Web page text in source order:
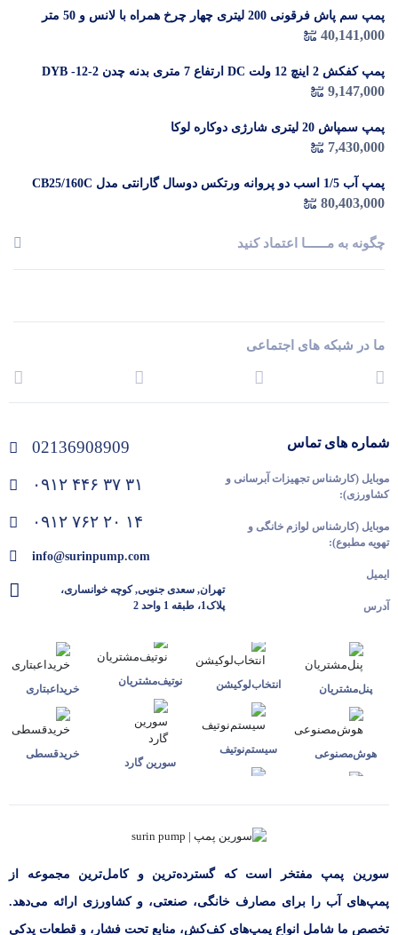
پمپ سم پاش فرقونی 200 لیتری چهار چرخ همراه با لانس و 50 متر
شیلنگ
40,141,000
پمپ کفکش 2 اینچ 12 ولت DC ارتفاع 7 متری بدنه چدن DYB -12-2
9,147,000
پمپ سمپاش 20 لیتری شارژی دوکاره لوکا
7,430,000
پمپ آب 1/5 اسب دو پروانه ورتکس دوسال گارانتی مدل CB25/160C
80,403,000
چگونه به مــــــا اعتماد کنید
ما در شبکه های اجتماعی
شماره های تماس
موبایل (کارشناس تجهیزات آبرسانی و
کشاورزی):
موبایل (کارشناس لوازم خانگی و
تهویه مطبوع):
ایمیل
آدرس
02136908909
۰۹۱۲ ۴۴۶ ۳۷ ۳۱
۰۹۱۲ ۷۶۲ ۲۰ ۱۴
info@surinpump.com
تهران, سعدی جنوبی, کوچه خوانساری،
پلاک1، طبقه 1 واحد 2
پنل‌مشتریان
هوش‌مصنوعی
انتخاب‌لوکیشن
سیستم‌نوتیف
نوتیف‌مشتریان
سورین گارد
خرید‌اعبتاری
خرید‌قسطی
سورین پمپ مفتخر است که گسترده‌ترین و کامل‌ترین مجموعه از
پمپ‌های آب را برای مصارف خانگی، صنعتی، و کشاورزی ارائه می‌دهد.
تخصص ما شامل انواع پمپ‌های کف‌کش، منابع تحت فشار، و قطعات یدکی